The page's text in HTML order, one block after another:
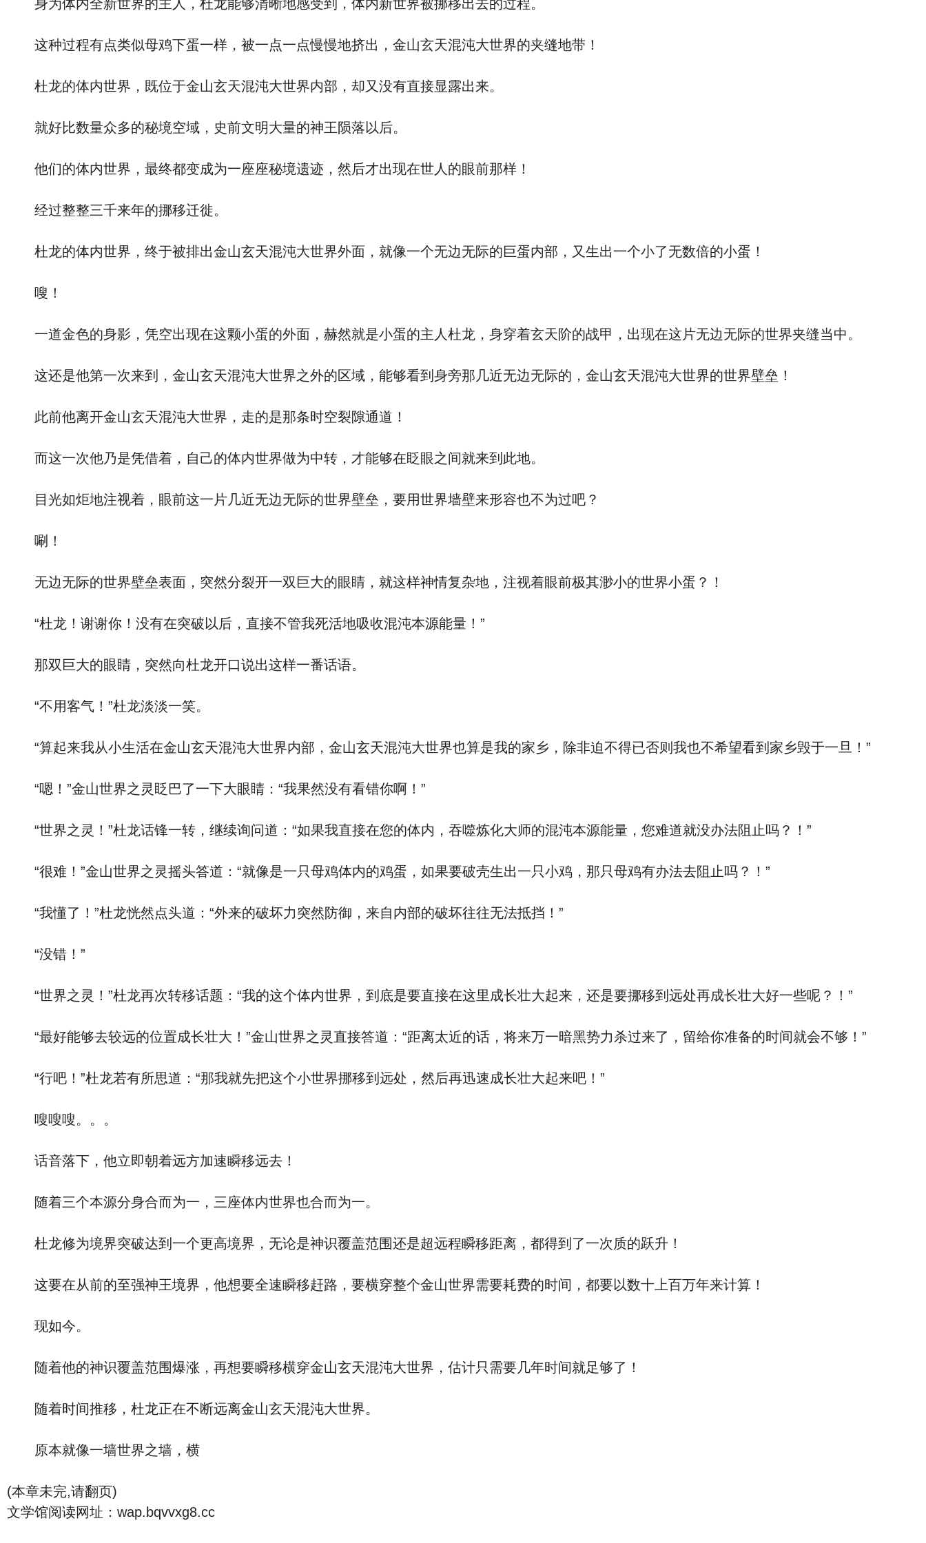
身为体内全新世界的主人，杜龙能够清晰地感受到，体内新世界被挪移出去的过程。
这种过程有点类似母鸡下蛋一样，被一点一点慢慢地挤出，金山玄天混沌大世界的夹缝地带！
杜龙的体内世界，既位于金山玄天混沌大世界内部，却又没有直接显露出来。
就好比数量众多的秘境空域，史前文明大量的神王陨落以后。
他们的体内世界，最终都变成为一座座秘境遗迹，然后才出现在世人的眼前那样！
经过整整三千来年的挪移迁徙。
杜龙的体内世界，终于被排出金山玄天混沌大世界外面，就像一个无边无际的巨蛋内部，又生出一个小了无数倍的小蛋！
嗖！
一道金色的身影，凭空出现在这颗小蛋的外面，赫然就是小蛋的主人杜龙，身穿着玄天阶的战甲，出现在这片无边无际的世界夹缝当中。
这还是他第一次来到，金山玄天混沌大世界之外的区域，能够看到身旁那几近无边无际的，金山玄天混沌大世界的世界壁垒！
此前他离开金山玄天混沌大世界，走的是那条时空裂隙通道！
而这一次他乃是凭借着，自己的体内世界做为中转，才能够在眨眼之间就来到此地。
目光如炬地注视着，眼前这一片几近无边无际的世界壁垒，要用世界墙壁来形容也不为过吧？
唰！
无边无际的世界壁垒表面，突然分裂开一双巨大的眼睛，就这样神情复杂地，注视着眼前极其渺小的世界小蛋？！
“杜龙！谢谢你！没有在突破以后，直接不管我死活地吸收混沌本源能量！”
那双巨大的眼睛，突然向杜龙开口说出这样一番话语。
“不用客气！”杜龙淡淡一笑。
“算起来我从小生活在金山玄天混沌大世界内部，金山玄天混沌大世界也算是我的家乡，除非迫不得已否则我也不希望看到家乡毁于一旦！”
“嗯！”金山世界之灵眨巴了一下大眼睛：“我果然没有看错你啊！”
“世界之灵！”杜龙话锋一转，继续询问道：“如果我直接在您的体内，吞噬炼化大师的混沌本源能量，您难道就没办法阻止吗？！”
“很难！”金山世界之灵摇头答道：“就像是一只母鸡体内的鸡蛋，如果要破壳生出一只小鸡，那只母鸡有办法去阻止吗？！”
“我懂了！”杜龙恍然点头道：“外来的破坏力突然防御，来自内部的破坏往往无法抵挡！”
“没错！”
“世界之灵！”杜龙再次转移话题：“我的这个体内世界，到底是要直接在这里成长壮大起来，还是要挪移到远处再成长壮大好一些呢？！”
“最好能够去较远的位置成长壮大！”金山世界之灵直接答道：“距离太近的话，将来万一暗黑势力杀过来了，留给你准备的时间就会不够！”
“行吧！”杜龙若有所思道：“那我就先把这个小世界挪移到远处，然后再迅速成长壮大起来吧！”
嗖嗖嗖。。。
话音落下，他立即朝着远方加速瞬移远去！
随着三个本源分身合而为一，三座体内世界也合而为一。
杜龙修为境界突破达到一个更高境界，无论是神识覆盖范围还是超远程瞬移距离，都得到了一次质的跃升！
这要在从前的至强神王境界，他想要全速瞬移赶路，要横穿整个金山世界需要耗费的时间，都要以数十上百万年来计算！
现如今。
随着他的神识覆盖范围爆涨，再想要瞬移横穿金山玄天混沌大世界，估计只需要几年时间就足够了！
随着时间推移，杜龙正在不断远离金山玄天混沌大世界。
原本就像一墙世界之墙，横
(本章未完,请翻页)
文学馆阅读网址：wap.bqvvxg8.cc